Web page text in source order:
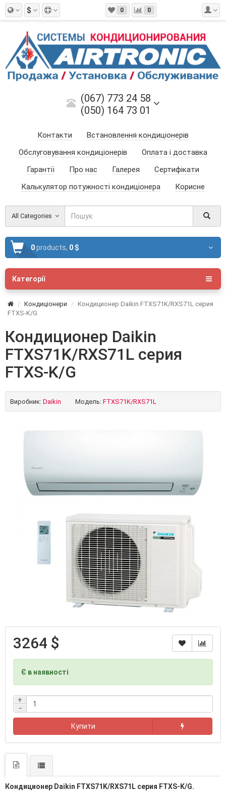
$ 0 0
(067) 773 24 58
(050) 164 73 01
Контакти
Встановлення кондиціонерів
Обслуговування кондиціонерів
Оплата і доставка
Гарантії
Про нас Галерея
Сертифікати
Калькулятор потужності кондиціонера
Корисне
All Categories
0products, 0 $
Категорії
Кондиціонери
Кондиционер Daikin FTXS71K/RXS71L серия
FTXS-K/G
Кондиционер Daikin
FTXS71K/RXS71L серия
FTXS-K/G
Виробник: Daikin Модель: FTXS71K/RXS71L
3264 $
Є в наявності
+
−
Купити
Кондиционер Daikin FTXS71K/RXS71L серия FTXS-K/G.